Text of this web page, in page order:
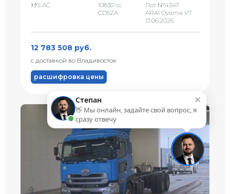
ﾄｸS AC
10830 сс
CD5ZA
Лот №4347
ARAI Oyama VT
13.06.2026
12 783 508 руб.
с доставкой во Владивосток
расшифровка цены
×
Степан
👋 Мы онлайн, задайте свой вопрос, я
сразу отвечу